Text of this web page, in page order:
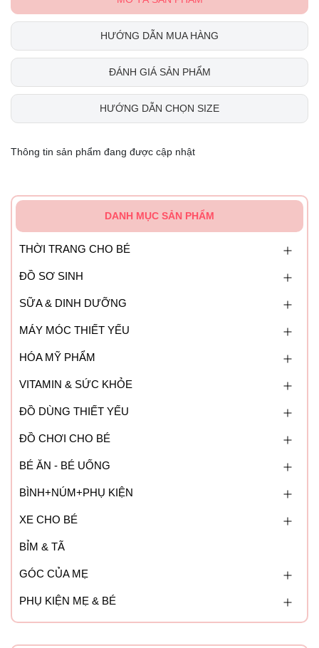
HƯỚNG DẪN MUA HÀNG
ĐÁNH GIÁ SẢN PHẨM
HƯỚNG DẪN CHỌN SIZE
Thông tin sản phẩm đang được cập nhật
DANH MỤC SẢN PHẨM
THỜI TRANG CHO BÉ
ĐỒ SƠ SINH
SỮA & DINH DƯỠNG
MÁY MÓC THIẾT YẾU
HÓA MỸ PHẨM
VITAMIN & SỨC KHỎE
ĐỒ DÙNG THIẾT YẾU
ĐỒ CHƠI CHO BÉ
BÉ ĂN - BÉ UỐNG
BÌNH+NÚM+PHỤ KIỆN
XE CHO BÉ
BỈM & TÃ
GÓC CỦA MẸ
PHỤ KIỆN MẸ & BÉ